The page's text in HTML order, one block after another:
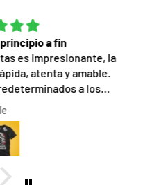
con reseñas de dos
espectaculares, el
muy profesional, acorde
de una de las
lo mejor, el trato, servicio
al 1000%